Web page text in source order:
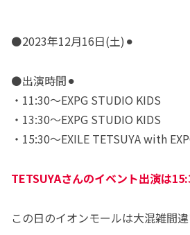
⚫️2023年12月16日(土)⚫︎
⚫️出演時間⚫︎
・11:30〜EXPG STUDIO KIDS
・13:30〜EXPG STUDIO KIDS
・15:30〜EXILE TETSUYA with
TETSUYAさんのイベント出演は
この日のイオンモールは大混雑間違